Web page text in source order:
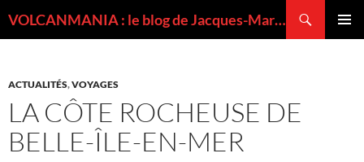
VOLCANMANIA : le blog de Jacques-Marie BARDINTZEFF, volcanologue
ACTUALITÉS,VOYAGES
LA CÔTE ROCHEUSE DE
BELLE-ÎLE-EN-MER